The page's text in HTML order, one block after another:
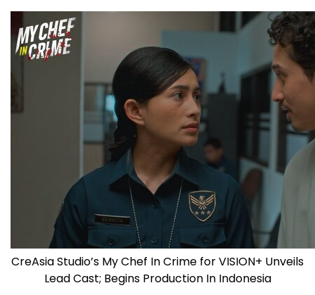
CreAsia Studio’s My Chef In Crime for VISION+ Unveils
Lead Cast; Begins Production In Indonesia